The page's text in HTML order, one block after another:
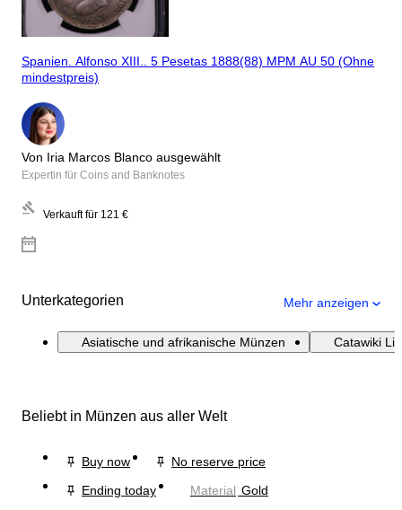
Spanien. Alfonso XIII.. 5 Pesetas 1888(88) MPM AU 50 (Ohne
mindestpreis)
Von Iria Marcos Blanco ausgewählt
Expertin für Coins and Banknotes
Verkauft für 121 €
Unterkategorien Mehr anzeigen
Asiatische und afrikanische Münzen Catawiki
Beliebt in Münzen aus aller Welt
Buy now
No reserve price
Ending today
Material Gold